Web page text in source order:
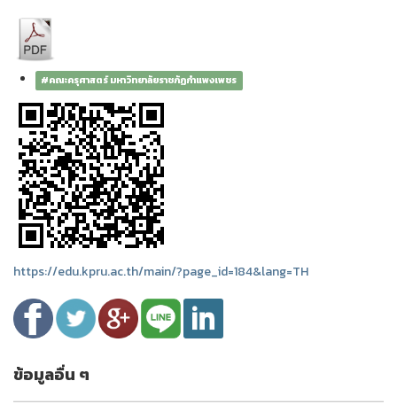
#คณะครุศาสตร์ มหาวิทยาลัยราชภัฏกำแพงเพชร
https://edu.kpru.ac.th/main/?page_id=184&lang=TH
ข้อมูลอื่น ๆ